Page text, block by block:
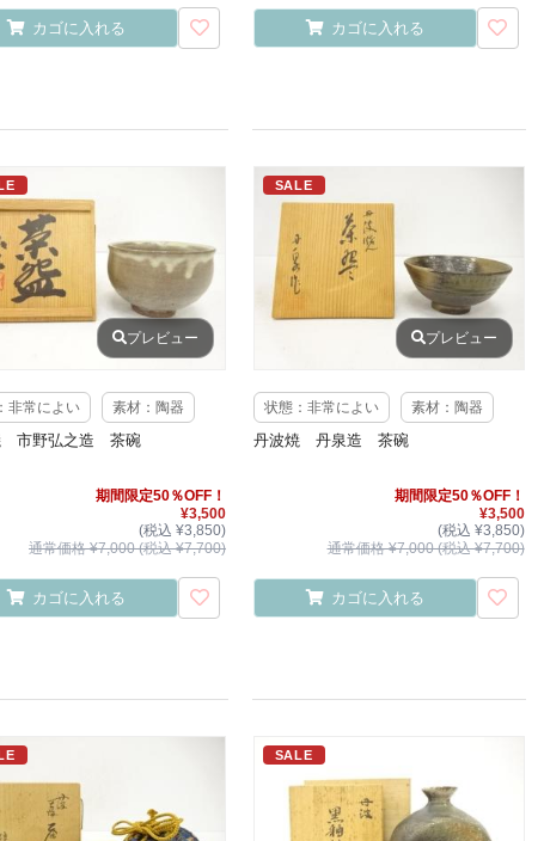
カゴに入れる カゴに入れる
プレビュー
非常によい 素材：陶器
市野弘之造 茶碗
期間限定50％OFF！
¥3,500
(税込 ¥3,850)
通常価格 ¥7,000 (税込 ¥7,700)
カゴに入れる
SALE
プレビュー
状態：非常によい 素材：陶器
丹波焼 丹泉造 茶碗
期間限定50％OFF！
¥3,500
(税込 ¥3,850)
通常価格 ¥7,000 (税込 ¥7,700)
カゴに入れる
SALE